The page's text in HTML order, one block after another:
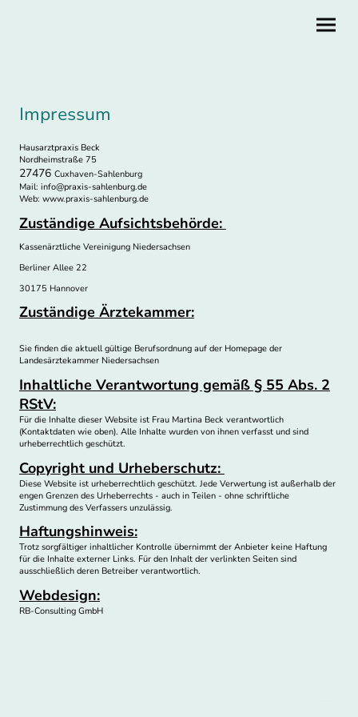
Impressum
Hausarztpraxis Beck
Nordheimstraße 75
27476 Cuxhaven-Sahlenburg
Mail: info@praxis-sahlenburg.de
Web: www.praxis-sahlenburg.de
Zuständige Aufsichtsbehörde:
Kassenärztliche Vereinigung Niedersachsen
Berliner Allee 22
30175 Hannover
Zuständige Ärztekammer:
Sie finden die aktuell gültige Berufsordnung auf der Homepage der
Landesärztekammer Niedersachsen
Inhaltliche Verantwortung gemäß § 55 Abs. 2
RStV:
Für die Inhalte dieser Website ist Frau Martina Beck verantwortlich
(Kontaktdaten wie oben). Alle Inhalte wurden von ihnen verfasst und sind
urheberrechtlich geschützt.
Copyright und Urheberschutz:
Diese Website ist urheberrechtlich geschützt. Jede Verwertung ist außerhalb der
engen Grenzen des Urheberrechts - auch in Teilen - ohne schriftliche
Zustimmung des Verfassers unzulässig.
Haftungshinweis:
Trotz sorgfältiger inhaltlicher Kontrolle übernimmt der Anbieter keine Haftung
für die Inhalte externer Links. Für den Inhalt der verlinkten Seiten sind
ausschließlich deren Betreiber verantwortlich.
Webdesign:
RB-Consulting GmbH